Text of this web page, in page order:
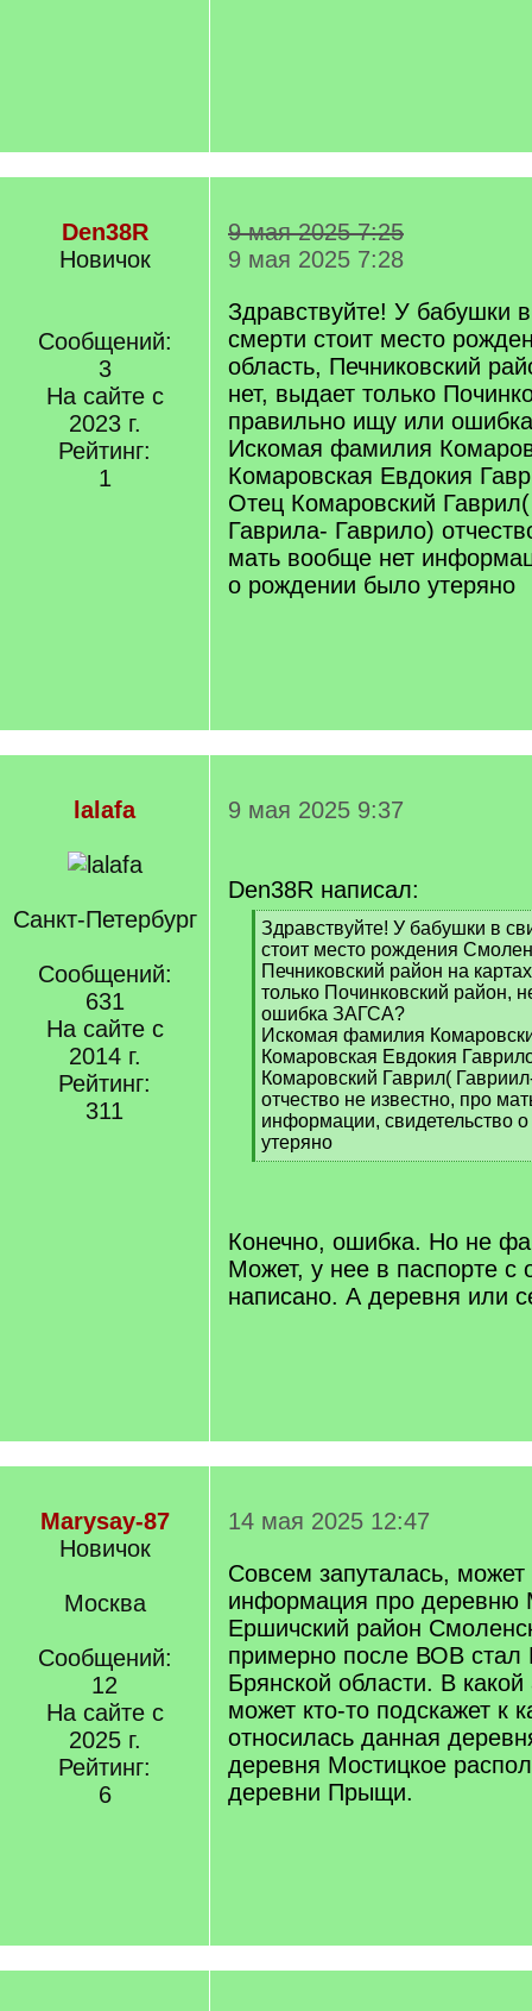
Den38R
Новичок
Сообщений:
3
На сайте с
2023 г.
Рейтинг:
1
9 мая 2025 7:25
9 мая 2025 7:28
Здравствуйте! У бабушки
смерти стоит место
область, Печниковский
нет, выдает только
правильно ищу или
Искомая фамилия
Комаровская Евдокия
Отец Комаровский
Гаврила- Гаврило)
мать вообще нет
о рождении было утеряно
lalafa
Санкт-Петербург
Сообщений:
631
На сайте с
2014 г.
Рейтинг:
311
9 мая 2025 9:37
Den38R написал:
[
q
]
Здравствуйте! У бабушки в
стоит место рождения
Печниковский район на
только Починковский район,
ошибка ЗАГСА?
Искомая фамилия
Комаровская Евдокия
Комаровский Гаврил(
отчество не известно, про
информации, свидетельство
утеряно
[
Конечно, ошибка. Но не
Может, у нее в паспорте с
написано. А деревня или
Marysay-87
Новичок
Москва
Сообщений:
12
На сайте с
2025 г.
Рейтинг:
6
14 мая 2025 12:47
Совсем запуталась, может
информация про деревню
Ершичский район
примерно после ВОВ стал
Брянской области. В
может кто-то подскажет к
относилась данная
деревня Мостицкое
деревни Прыщи.